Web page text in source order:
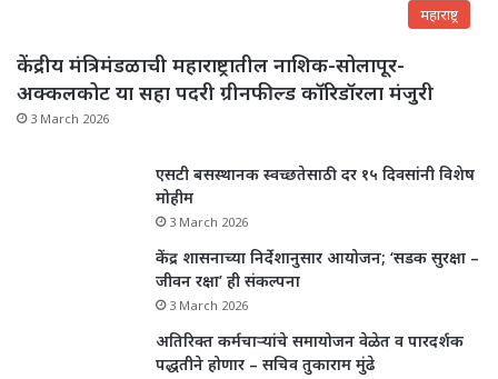
महाराष्ट्र
केंद्रीय मंत्रिमंडळाची महाराष्ट्रातील नाशिक-सोलापूर-
अक्कलकोट या सहा पदरी ग्रीनफील्ड कॉरिडॉरला मंजुरी
3 March 2026
एसटी बसस्थानक स्वच्छतेसाठी दर १५ दिवसांनी विशेष
मोहीम
3 March 2026
केंद्र शासनाच्या निर्देशानुसार आयोजन; ‘सडक सुरक्षा –
जीवन रक्षा’ ही संकल्पना
3 March 2026
अतिरिक्त कर्मचाऱ्यांचे समायोजन वेळेत व पारदर्शक
पद्धतीने होणार – सचिव तुकाराम मुंढे